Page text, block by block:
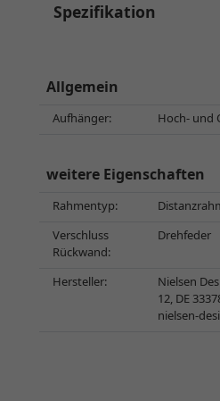
Spezifikation
Allgemein
Aufhänger: Hoch- und
weitere Eigenschaften
Rahmentyp:
Verschluss
Rückwand:
Drehfeder
Hersteller:
Nielsen
12, DE
nielsen-